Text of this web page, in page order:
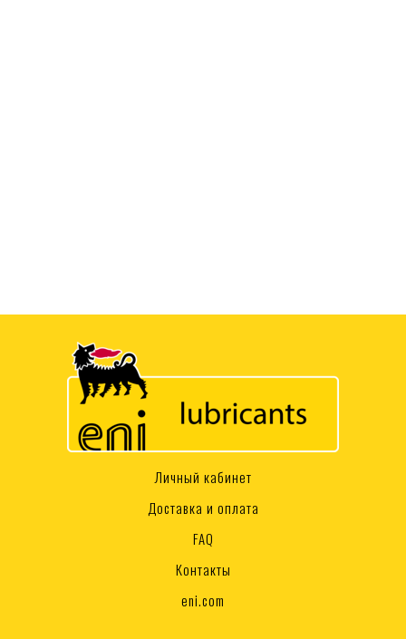
Личный кабинет
Доставка и оплата
FAQ
Контакты
eni.com